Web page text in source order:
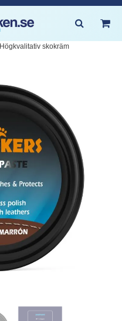
Högkvalitativ skokräm